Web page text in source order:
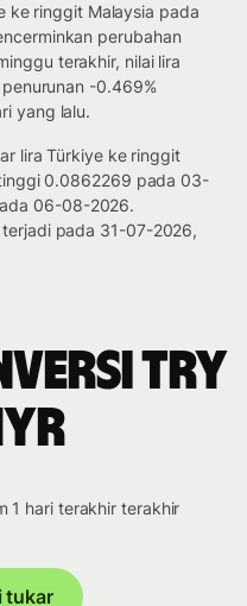
ke ringgit Malaysia pada
perubahan
terakhir, nilai lira
-0.469%
yang lalu.
lira Türkiye ke ringgit
0.0862269 pada 03-
06-08-2026.
pada 31-07-2026,
TRY
1 hari terakhir terakhir
tukar